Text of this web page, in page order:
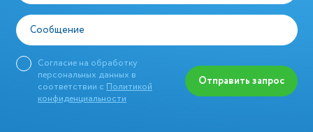
Сообщение
Согласие на обработку
персональных данных в
соответствии с Политикой
конфиденциальности
Отправить запрос